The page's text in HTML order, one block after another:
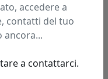
accedere a
contatti del tuo
ancora...
a contattarci.